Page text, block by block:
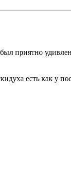
приятно
есть как у